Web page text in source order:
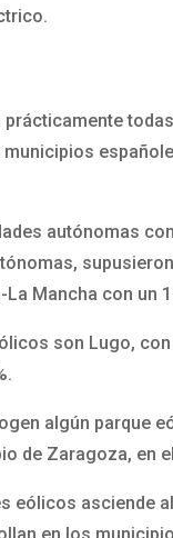
autónomas
Mancha con un
son Lugo,
algún parque
de Zaragoza, en
eólicos asciende